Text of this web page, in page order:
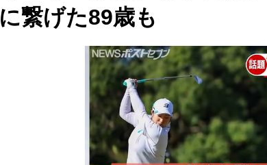
に繋げた89歳も